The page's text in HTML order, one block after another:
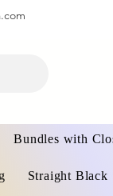
Bundles with
Straight Black